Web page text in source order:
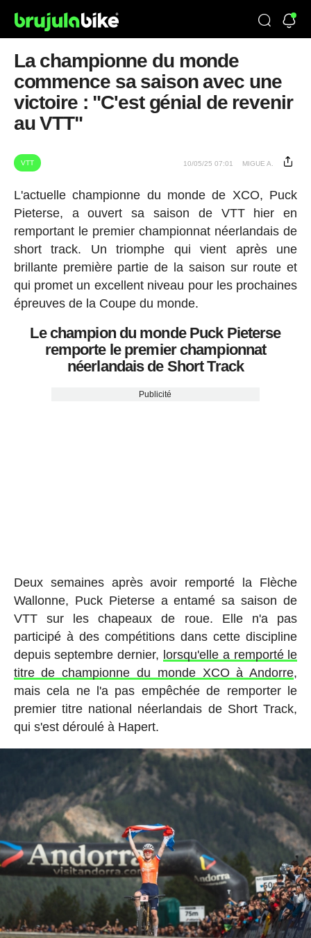
La championne du monde
commence sa saison avec une
victoire : "C'est génial de revenir
au VTT"
VTT 10/05/25 07:01 MIGUE A.
L'actuelle championne du monde de XCO, Puck
Pieterse, a ouvert sa saison de VTT hier en
remportant le premier championnat néerlandais de
short track. Un triomphe qui vient après une
brillante première partie de la saison sur route et
qui promet un excellent niveau pour les prochaines
épreuves de la Coupe du monde.
Le champion du monde Puck Pieterse
remporte le premier championnat
néerlandais de Short Track
Publicité
Deux semaines après avoir remporté la Flèche
Wallonne, Puck Pieterse a entamé sa saison de
VTT sur les chapeaux de roue. Elle n'a pas
participé à des compétitions dans cette discipline
depuis septembre dernier, lorsqu'elle a remporté le
titre de championne du monde XCO à Andorre,
mais cela ne l'a pas empêchée de remporter le
premier titre national néerlandais de Short Track,
qui s'est déroulé à Hapert.